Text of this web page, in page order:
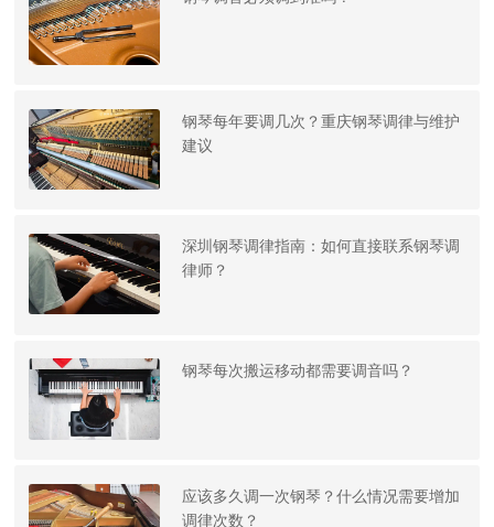
钢琴每年要调几次？重庆钢琴调律与维护
建议
深圳钢琴调律指南：如何直接联系钢琴调
律师？
钢琴每次搬运移动都需要调音吗？
应该多久调一次钢琴？什么情况需要增加
调律次数？